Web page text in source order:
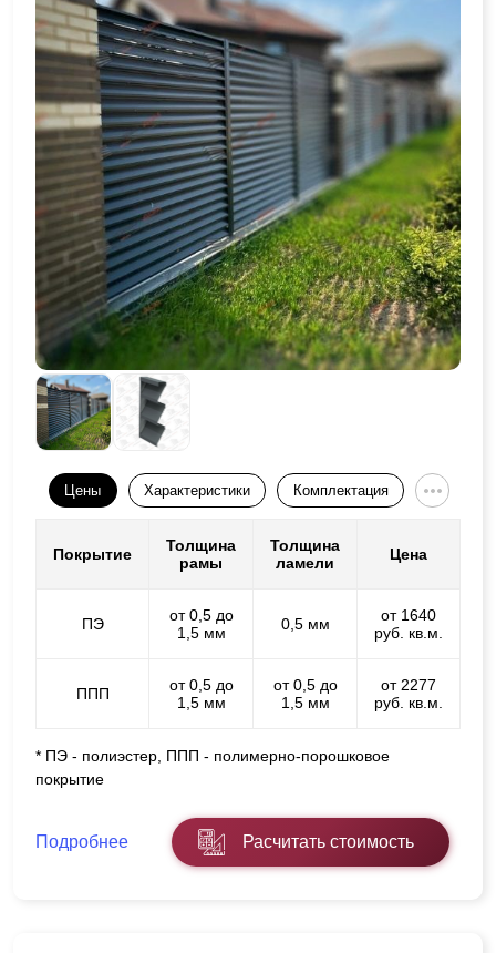
Цены Характеристики Комплектация
Покрытие
Толщина
рамы
Толщина
ламели
Цена
ПЭ
от 0,5 до
1,5 мм
0,5 мм
от 1640
руб. кв.м.
ППП
от 0,5 до
1,5 мм
от 0,5 до
1,5 мм
от 2277
руб. кв.м.
* ПЭ - полиэстер, ППП - полимерно-порошковое
покрытие
Подробнее Расчитать стоимость